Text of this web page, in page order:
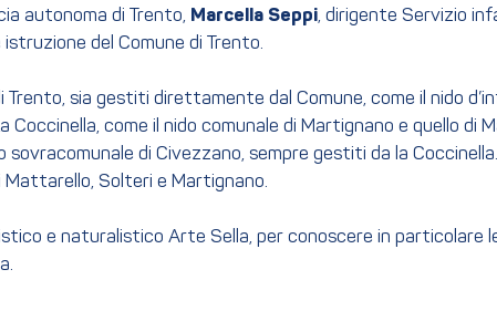
autonoma di Trento, Marcella Seppi, dirigente Servizio
del Comune di Trento.
sia gestiti direttamente dal Comune, come il nido
Coccinella, come il nido comunale di Martignano e quello di
di Civezzano, sempre gestiti da la
Solteri e Martignano.
e naturalistico Arte Sella, per conoscere in particolare